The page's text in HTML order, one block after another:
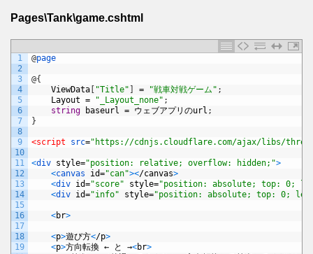
Pages\Tank\game.cshtml
1
2
3
4
5
6
7
8
9
10
11
12
13
14
15
16
17
18
19
@page
@{
ViewData
"Title" = "戦車対戦ゲーム" ;
Layout = "_Layout_none" ;
string
baseurl = ウェブアプリのurl ;
}
<script src="https://cdnjs.cloudflare.com/ajax/libs/
<div style="position: relative; overflow: hidden;">
<canvas id="can"></canvas>
<div id="score" style="position: absolute; top: 0;
<div id="info" style="position: absolute; top: 0;
<br>
<p>遊び方</p>
<p>方向転換 ← と →<br>